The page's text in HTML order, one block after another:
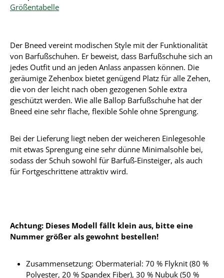
Größentabelle
Der Bneed vereint modischen Style mit der Funktionalität
von Barfußschuhen. Er beweist, dass Barfußschuhe sich an
jedes Outfit und an jeden Anlass anpassen können. Die
geräumige Zehenbox bietet genügend Platz für alle Zehen,
die von der leicht nach oben gezogenen Sohle extra
geschützt werden. Wie alle Ballop Barfußschuhe hat der
Bneed eine sehr flache, flexible Sohle ohne Sprengung.
Bei der Lieferung liegt neben der weicheren Einlegesohle
mit etwas Sprengung eine sehr dünne Minimalsohle bei,
sodass der Schuh sowohl für Barfuß-Einsteiger, als auch
für Fortgeschrittene attraktiv wird.
Achtung: Dieses Modell fällt klein aus, bitte eine
Nummer größer als gewohnt bestellen!
Zusammensetzung: Obermaterial: 70 % Flyknit (80 %
Polyester, 20 % Spandex Fiber), 30 % Nubuk (50 %